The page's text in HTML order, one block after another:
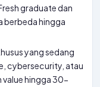
graduate dan
berbeda hingga
yang sedang
cybersecurity, atau
value hingga 30-